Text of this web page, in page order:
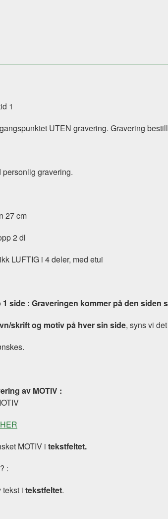
1
UTEN gravering. Gravering
gravering.
27 cm
2 dl
LUFTIG i 4 deler, med etui
side : Graveringen kommer på den
skrift og motiv på hver sin side, syns vi
av MOTIV :
HER
MOTIV i tekstfeltet.
:
tekst i tekstfeltet.